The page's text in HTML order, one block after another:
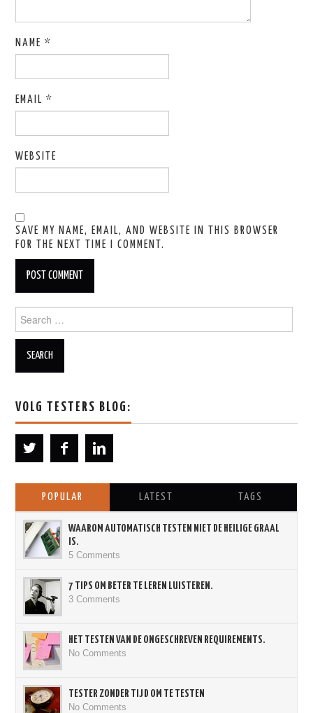
NAME*
EMAIL*
WEBSITE
SAVE MY NAME, EMAIL, AND WEBSITE IN THIS BROWSER
FOR THE NEXT TIME I COMMENT.
Search for:
VOLG TESTERS BLOG:
POPULAR LATEST TAGS
WAAROM AUTOMATISCH TESTEN NIET DE HEILIGE GRAAL
IS.
5 Comments
7 TIPS OM BETER TE LEREN LUISTEREN.
3 Comments
HET TESTEN VAN DE ONGESCHREVEN REQUIREMENTS.
No Comments
TESTER ZONDER TIJD OM TE TESTEN
No Comments